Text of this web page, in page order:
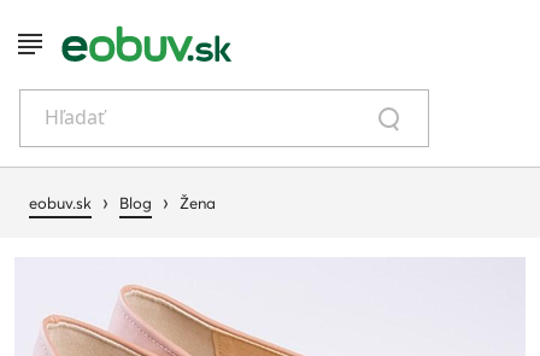
Hľadať
eobuv.sk › Blog › Žena